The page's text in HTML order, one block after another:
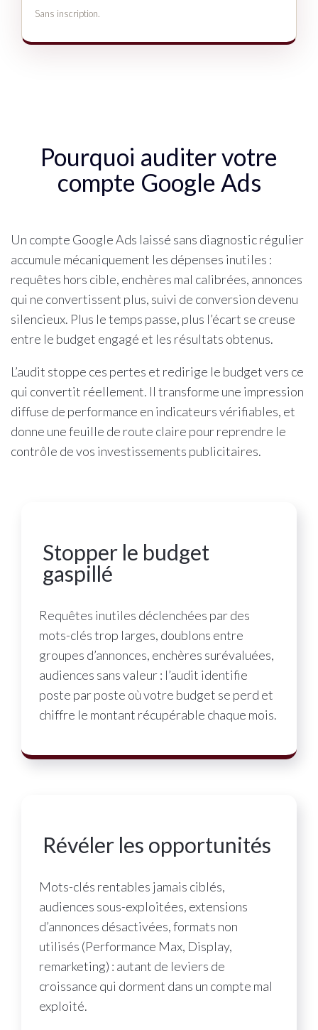
Sans inscription.
Pourquoi auditer votre
compte Google Ads
Un compte Google Ads laissé sans diagnostic régulier
accumule mécaniquement les dépenses inutiles :
requêtes hors cible, enchères mal calibrées, annonces
qui ne convertissent plus, suivi de conversion devenu
silencieux. Plus le temps passe, plus l’écart se creuse
entre le budget engagé et les résultats obtenus.
L’audit stoppe ces pertes et redirige le budget vers ce
qui convertit réellement. Il transforme une impression
diffuse de performance en indicateurs vérifiables, et
donne une feuille de route claire pour reprendre le
contrôle de vos investissements publicitaires.
Stopper le budget
gaspillé
Requêtes inutiles déclenchées par des
mots-clés trop larges, doublons entre
groupes d’annonces, enchères surévaluées,
audiences sans valeur : l’audit identifie
poste par poste où votre budget se perd et
chiffre le montant récupérable chaque mois.
Révéler les opportunités
Mots-clés rentables jamais ciblés,
audiences sous-exploitées, extensions
d’annonces désactivées, formats non
utilisés (Performance Max, Display,
remarketing) : autant de leviers de
croissance qui dorment dans un compte mal
exploité.